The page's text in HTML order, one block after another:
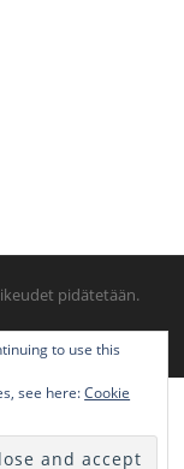
pidätetään.
to use this
see here:Cookie